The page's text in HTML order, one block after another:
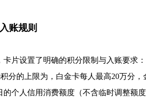
账规则
片设置了明确的积分限制与入账要求：
积分的上限为，白金卡每人最高20万分
的个人信用消费额度（不含临时调整额